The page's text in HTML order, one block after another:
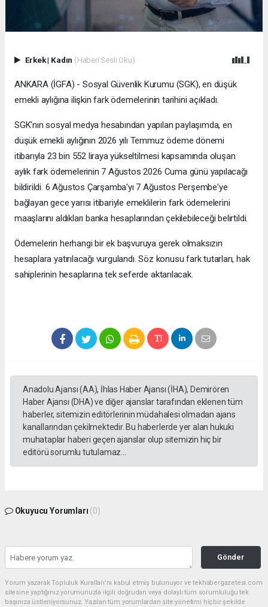
Erkek| Kadın (Haberi Sesli Oku)
ANKARA (İGFA) - Sosyal Güvenlik Kurumu (SGK), en düşük
emekli aylığına ilişkin fark ödemelerinin tarihini açıkladı.
SGK'nın sosyal medya hesabından yapılan paylaşımda, en
düşük emekli aylığının 2026 yılı Temmuz ödeme dönemi
itibarıyla 23 bin 552 liraya yükseltilmesi kapsamında oluşan
aylık fark ödemelerinin 7 Ağustos 2026 Cuma günü yapılacağı
bildirildi. 6 Ağustos Çarşamba'yı 7 Ağustos Perşembe'ye
bağlayan gece yarısı itibariyle emeklilerin fark ödemelerini
maaşlarını aldıkları banka hesaplarından çekilebileceği belirtildi.
Ödemelerin herhangi bir ek başvuruya gerek olmaksızın
hesaplara yatırılacağı vurgulandı. Söz konusu fark tutarları, hak
sahiplerinin hesaplarına tek seferde aktarılacak.
Anadolu Ajansı (AA), İhlas Haber Ajansı (İHA), Demirören
Haber Ajansı (DHA) ve diğer ajanslar tarafından eklenen tüm
haberler, sitemizin editörlerinin müdahalesi olmadan ajans
kanallarından çekilmektedir. Bu haberlerde yer alan hukuki
muhataplar haberi geçen ajanslar olup sitemizin hiç bir
editörü sorumlu tutulamaz...
Okuyucu Yorumları (0)
Gönder
Yorum yazarak Topluluk Kuralları’nı kabul etmiş bulunuyor ve tekhabergazetesi.com
sitesine yaptığınız yorumunuzla ilgili doğrudan veya dolaylı tüm sorumluluğu tek
başınıza üstleniyorsunuz. Yazılan tüm yorumlardan site yönetimi hiçbir şekilde